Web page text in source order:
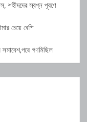
শহীদদের স্বপ্ন পূরণে
চেয়ে বেশি
গণমিছিল